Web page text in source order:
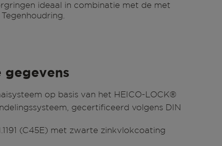
ideaal in combinatie met de met
gegevens
op basis van het HEICO-LOCK®
gecertificeerd volgens DIN
(C45E) met zwarte zinkvlokcoating